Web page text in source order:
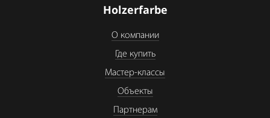
Holzerfarbe
О компании
Где купить
Мастер-классы
Объекты
Партнерам